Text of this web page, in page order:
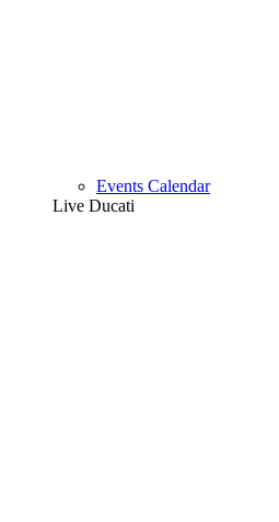
Events Calendar
Live Ducati